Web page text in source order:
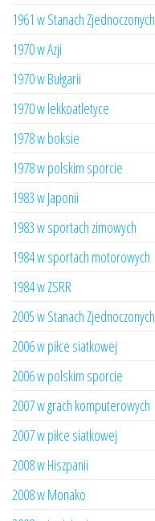
1961 w Stanach Zjednoczonych
1970 w Azji
1970 w Bułgarii
1970 w lekkoatletyce
1978 w boksie
1978 w polskim sporcie
1983 w Japonii
1983 w sportach zimowych
1984 w sportach motorowych
1984 w ZSRR
2005 w Stanach Zjednoczonych
2006 w piłce siatkowej
2006 w polskim sporcie
2007 w grach komputerowych
2007 w piłce siatkowej
2008 w Hiszpanii
2008 w Monako